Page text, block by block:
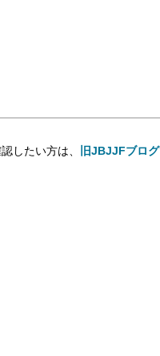
したい方は、 旧JBJJFブログ